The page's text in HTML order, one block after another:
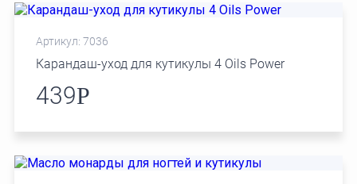
Артикул: 7036
Карандаш-уход для кутикулы 4 Oils Power
439Р